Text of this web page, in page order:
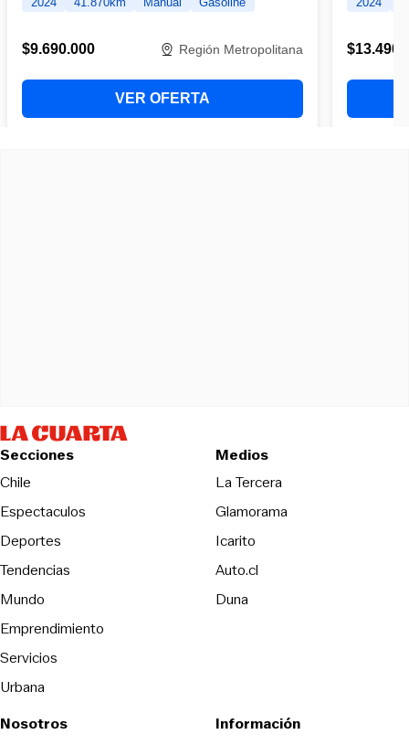
Secciones
Chile
Espectaculos
Deportes
Tendencias
Mundo
Emprendimiento
Servicios
Urbana
Medios
La TerceraOpens in new
Glamorama
Icarito
Auto.cl
DunaOpens in new window
Nosotros
Información